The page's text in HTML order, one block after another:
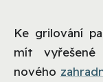
Ke grilování
mít
nového